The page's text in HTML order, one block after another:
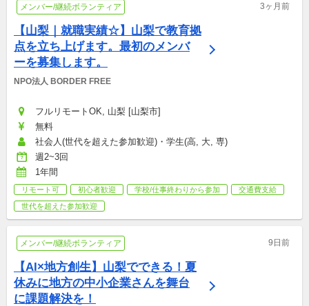
メンバー/継続ボランティア 3ヶ月前
【山梨｜就職実績☆】山梨で教育拠
点を立ち上げます。最初のメンバ
ーを募集します。
NPO法人 BORDER FREE
フルリモートOK, 山梨 [山梨市]
無料
社会人(世代を超えた参加歓迎)・学生(高, 大, 専)
週2~3回
1年間
リモート可 初心者歓迎 学校/仕事終わりから参加
交通費支給
世代を超えた参加歓迎
メンバー/継続ボランティア 9日前
【AI×地方創生】山梨でできる！夏
休みに地方の中小企業さんを舞台
に課題解決を！